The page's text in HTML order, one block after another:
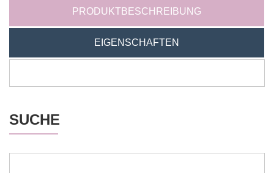
PRODUKTBESCHREIBUNG
EIGENSCHAFTEN
SUCHE